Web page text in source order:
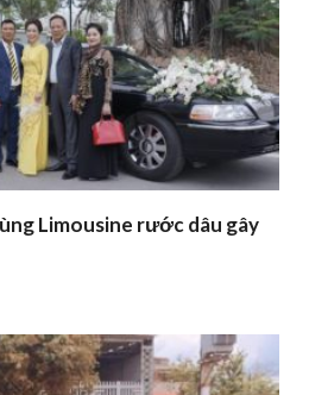
Limousine rước dâu gây